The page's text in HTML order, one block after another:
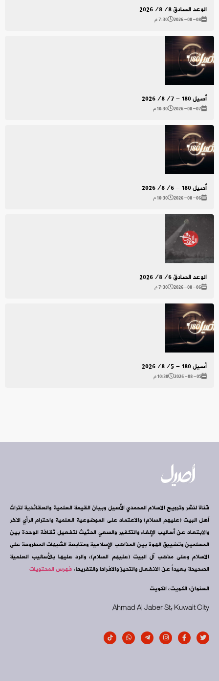
الوعد الصادق 2026/8/8
2026-08-08 7:30 م
أصيل 180 - 2026/8/7
2026-08-07 10:30 م
أصيل 180 - 2026/8/6
2026-08-06 10:30 م
الوعد الصادق 2026/8/6
2026-08-06 7:30 م
أصيل 180 - 2026/8/5
2026-08-05 10:30 م
قناة لنشر وترويج الاسلام المحمدي الأصيل وبيان القيمة العلمية والعقائدية لتراث
أهل البيت (عليهم السلام) والاعتماد على الموضوعية العلمية واحترام الرأي الآخر
والابتعاد عن أساليب الإلغاء والتكفير والسعي الحثيث لتفعيل ثقافة الوحدة بين
المسلمين وتضييق الهوة بين المذاهب الإسلامية ومتابعة الشبهات المطروحة على
الاسلام وعلى مذهب آل البيت (عليهم السلام)، والرد عليها بالأساليب العلمية
الصحيحة بعيداً عن الانفعال والتحيز والافراط والتفريط.فهرس المحتويات
العنوان: الكويت، الكويت
Ahmad Al Jaber St, Kuwait City